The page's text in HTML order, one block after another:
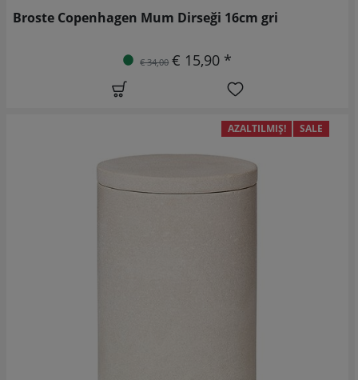
Broste Copenhagen Mum Dirseği 16cm gri
€ 34,00 € 15,90 *
AZALTILMIŞ! SALE